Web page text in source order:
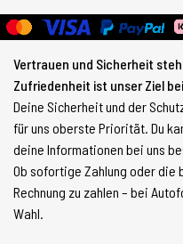
Vertrauen und Sicherheit
Zufriedenheit ist unser Ziel
Deine Sicherheit und der
für uns oberste Priorität. Du
deine Informationen bei uns
Ob sofortige Zahlung oder die
Rechnung zu zahlen – bei
Wahl.